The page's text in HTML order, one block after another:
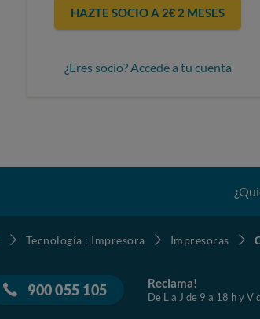
HAZTE SOCIO A 2€ 2 MESES
¿Eres socio? Accede a tu cuenta
Tecnología : Impresora Impresoras
900 055 105 Reclama!
De L a J de 9 a 18 h y V